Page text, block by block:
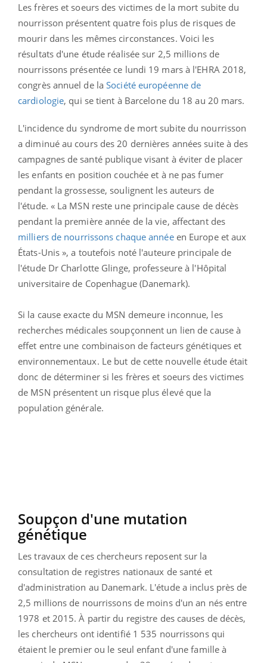
Les frères et soeurs des victimes de la mort subite du
nourrisson présentent quatre fois plus de risques de
mourir dans les mêmes circonstances. Voici les
résultats d'une étude réalisée sur 2,5 millions de
nourrissons présentée ce lundi 19 mars à l'EHRA 2018,
congrès annuel de laSociété européenne de
cardiologie, qui se tient à Barcelone du 18 au 20 mars.
L'incidence du syndrome de mort subite du nourrisson
a diminué au cours des 20 dernières années suite à des
campagnes de santé publique visant à éviter de placer
les enfants en position couchée et à ne pas fumer
pendant la grossesse, soulignent les auteurs de
l'étude. « La MSN reste une principale cause de décès
pendant la première année de la vie, affectant des
milliers de nourrissons chaque annéeen Europe et aux
États-Unis », a toutefois noté l'auteure principale de
l'étude Dr Charlotte Glinge, professeure à l'Hôpital
universitaire de Copenhague (Danemark).
Si la cause exacte du MSN demeure inconnue, les
recherches médicales soupçonnent un lien de cause à
effet entre une combinaison de facteurs génétiques et
environnementaux. Le but de cette nouvelle étude était
donc de déterminer si les frères et soeurs des victimes
de MSN présentent un risque plus élevé que la
population générale.
Soupçon d'une mutation
génétique
Les travaux de ces chercheurs reposent sur la
consultation de registres nationaux de santé et
d'administration au Danemark. L'étude a inclus près de
2,5 millions de nourrissons de moins d'un an nés entre
1978 et 2015. À partir du registre des causes de décès,
les chercheurs ont identifié 1 535 nourrissons qui
étaient le premier ou le seul enfant d'une famille à